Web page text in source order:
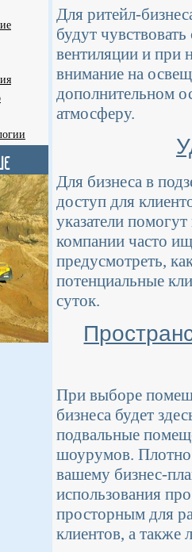
Для ритейл-
будут
вентиляции и при
внимание на
дополнительном
атмосферу.
Для бизнеса в
доступ для
указатели
компании часто
предусмотреть,
потенциальные
суток.
При выборе
бизнеса будет
подвальные
шоурумов.
вашему бизнес-
использования
просторным для
клиентов, а также